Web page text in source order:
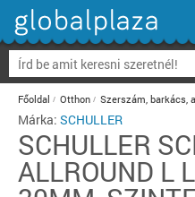
Főoldal Otthon Szerszám, barkács,
Márka: SCHULLER
SCHULLER
ALLROUND L